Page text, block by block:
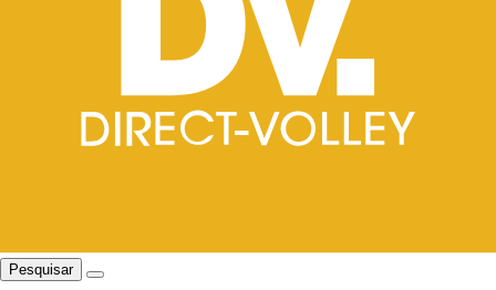
Pesquisar